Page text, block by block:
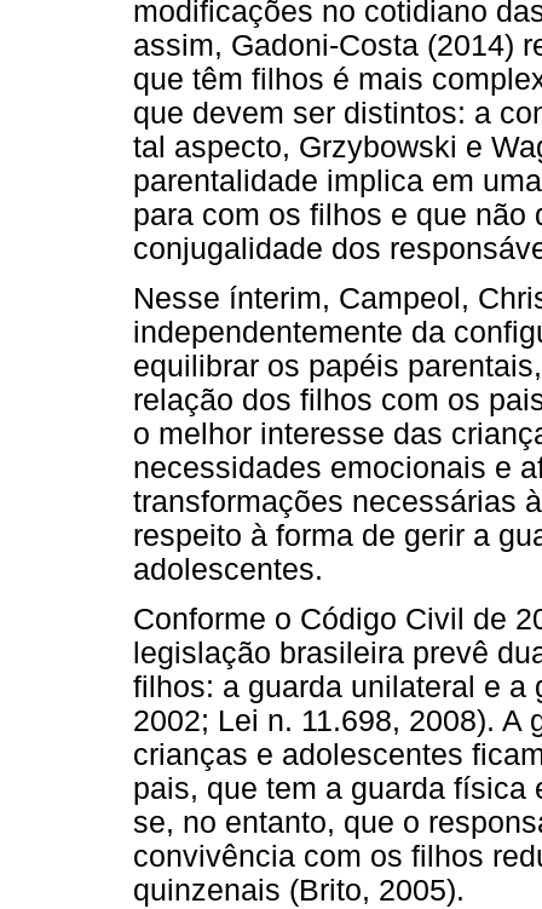
modificações no cotidiano
assim, Gadoni-Costa (2014)
que têm filhos é mais
que devem ser distintos: a
tal aspecto, Grzybowski e
parentalidade implica em
para com os filhos e que não
conjugalidade dos
Nesse ínterim, Campeol,
independentemente da
equilibrar os papéis
relação dos filhos com os
o melhor interesse das
necessidades emocionais e
transformações necessárias
respeito à forma de gerir a
adolescentes.
Conforme o Código Civil de
legislação brasileira prevê
filhos: a guarda unilateral e a
2002; Lei n. 11.698, 2008). A
crianças e adolescentes
pais, que tem a guarda física
se, no entanto, que o
convivência com os filhos
quinzenais (Brito, 2005).